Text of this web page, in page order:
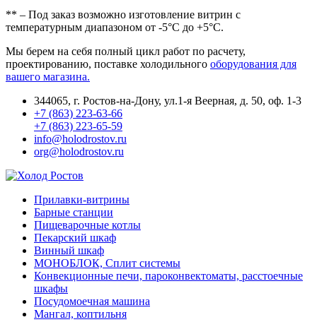
** – Под заказ возможно изготовление витрин c
температурным диапазоном от -5°С до +5°С.
Мы берем на себя полный цикл работ по расчету,
проектированию, поставке холодильного оборудования для
вашего магазина.
344065, г. Ростов-на-Дону, ул.1-я Веерная, д. 50, оф. 1-3
+7 (863) 223-63-66
+7 (863) 223-65-59
info@holodrostov.ru
org@holodrostov.ru
Прилавки-витрины
Барные станции
Пищеварочные котлы
Пекарский шкаф
Винный шкаф
МОНОБЛОК, Сплит системы
Конвекционные печи, пароконвектоматы, расстоечные
шкафы
Посудомоечная машина
Мангал, коптильня